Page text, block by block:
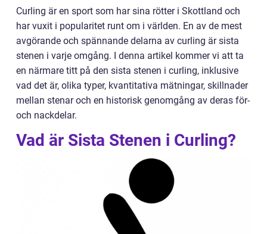
Curling är en sport som har sina rötter i Skottland och
har vuxit i popularitet runt om i världen. En av de mest
avgörande och spännande delarna av curling är sista
stenen i varje omgång. I denna artikel kommer vi att ta
en närmare titt på den sista stenen i curling, inklusive
vad det är, olika typer, kvantitativa mätningar, skillnader
mellan stenar och en historisk genomgång av deras för-
och nackdelar.
Vad är Sista Stenen i Curling?